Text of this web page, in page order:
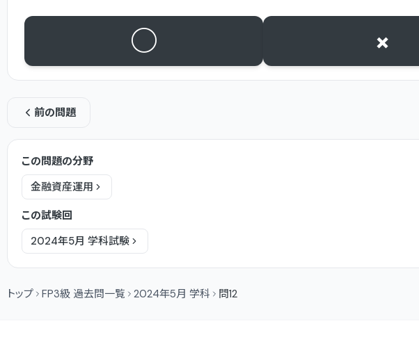
○ ×
前の問題
この問題の分野
金融資産運用
この試験回
2024年5月 学科試験
トップ FP3級 過去問一覧 2024年5月 学科 問12